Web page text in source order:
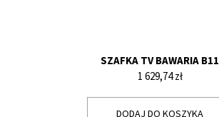
SZAFKA TV BAWARIA B11
Cena
1 629,74 zł
DODAJ DO KOSZYKA